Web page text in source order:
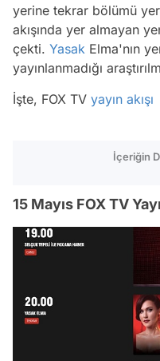
yerine tekrar bölümü yer
akışında yer almayan
çekti. Yasak Elma'nın
yayınlanmadığı
İşte, FOX TV yayın akışı
İçeriğin
15 Mayıs FOX TV